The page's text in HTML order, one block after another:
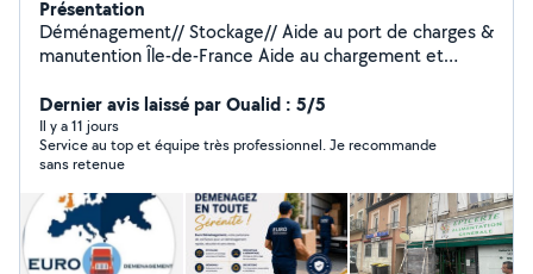
Présentation
Déménagement// Stockage// Aide au port de charges &
manutention Île-de-France Aide au chargement et
lourds Aide pour déplacer du mobilier dans un logement
Montage et démontage simple de meubles Monte-
Charge disponible Zone : Île-de-France et alentours
Déplacements possibles dans toute la France à des prix
compétitifs! Sérieux, ponctuel et soigneux !
Dernier avis laissé par Oualid : 5/5
Il y a 11 jours
Service au top et équipe très professionnel. Je recommande
sans retenue